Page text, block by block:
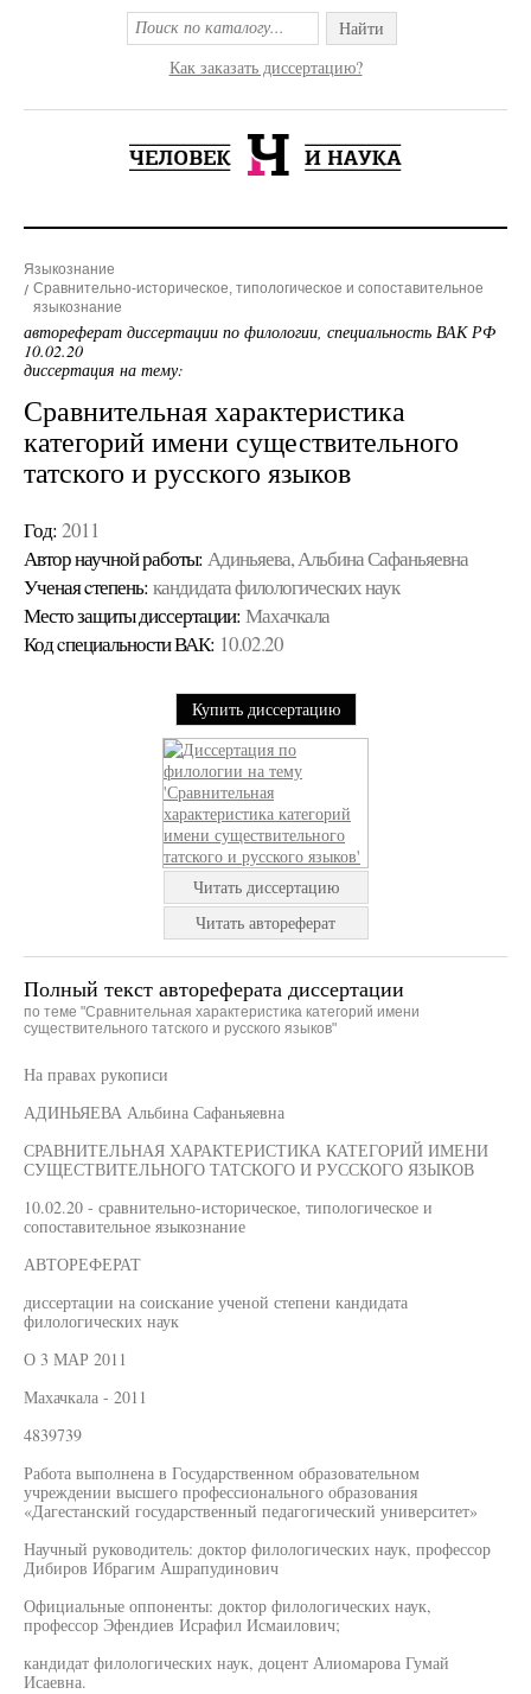
Найти
Как заказать диссертацию?
Языкознание
Сравнительно-историческое, типологическое и сопоставительное
языкознание
автореферат диссертации по филологии, специальность ВАК РФ
10.02.20
диссертация на тему:
Сравнительная характеристика
категорий имени существительного
татского и русского языков
Год: 2011
Автор научной работы: Адиньяева, Альбина Сафаньяевна
Ученая cтепень: кандидата филологических наук
Место защиты диссертации: Махачкала
Код cпециальности ВАК: 10.02.20
Купить диссертацию
Читать диссертацию
Читать автореферат
Полный текст автореферата диссертации
по теме "Сравнительная характеристика категорий имени
существительного татского и русского языков"
На правах рукописи
АДИНЬЯЕВА Альбина Сафаньяевна
СРАВНИТЕЛЬНАЯ ХАРАКТЕРИСТИКА КАТЕГОРИЙ ИМЕНИ
СУЩЕСТВИТЕЛЬНОГО ТАТСКОГО И РУССКОГО ЯЗЫКОВ
10.02.20 - сравнительно-историческое, типологическое и
сопоставительное языкознание
АВТОРЕФЕРАТ
диссертации на соискание ученой степени кандидата
филологических наук
О 3 МАР 2011
Махачкала - 2011
4839739
Работа выполнена в Государственном образовательном
учреждении высшего профессионального образования
«Дагестанский государственный педагогический университет»
Научный руководитель: доктор филологических наук, профессор
Дибиров Ибрагим Ашрапудинович
Официальные оппоненты: доктор филологических наук,
профессор Эфендиев Исрафил Исмаилович;
кандидат филологических наук, доцент Алиомарова Гумай
Исаевна.